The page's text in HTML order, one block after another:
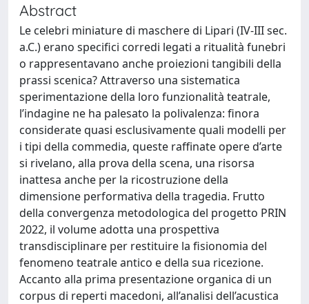
Abstract
Le celebri miniature di maschere di Lipari (IV-III sec.
a.C.) erano specifici corredi legati a ritualità funebri
o rappresentavano anche proiezioni tangibili della
prassi scenica? Attraverso una sistematica
sperimentazione della loro funzionalità teatrale,
l’indagine ne ha palesato la polivalenza: finora
considerate quasi esclusivamente quali modelli per
i tipi della commedia, queste raffinate opere d’arte
si rivelano, alla prova della scena, una risorsa
inattesa anche per la ricostruzione della
dimensione performativa della tragedia. Frutto
della convergenza metodologica del progetto PRIN
2022, il volume adotta una prospettiva
transdisciplinare per restituire la fisionomia del
fenomeno teatrale antico e della sua ricezione.
Accanto alla prima presentazione organica di un
corpus di reperti macedoni, all’analisi dell’acustica